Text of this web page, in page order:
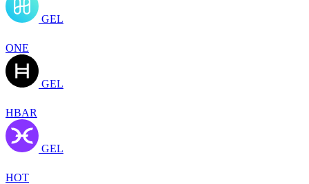
GEL
ONE
GEL
HBAR
GEL
HOT